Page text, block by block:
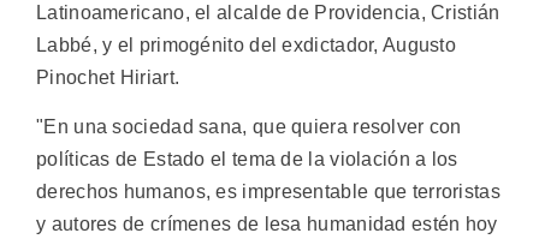
Latinoamericano, el alcalde de Providencia, Cristián
Labbé, y el primogénito del exdictador, Augusto
Pinochet Hiriart.
"En una sociedad sana, que quiera resolver con
políticas de Estado el tema de la violación a los
derechos humanos, es impresentable que terroristas
y autores de crímenes de lesa humanidad estén hoy